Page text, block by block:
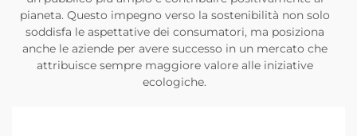
pianeta. Questo impegno verso la sostenibilità non solo
soddisfa le aspettative dei consumatori, ma posiziona
anche le aziende per avere successo in un mercato che
attribuisce sempre maggiore valore alle iniziative
ecologiche.